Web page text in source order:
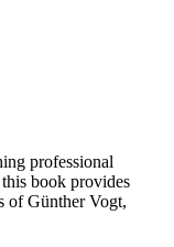
professional
book provides
of Günther Vogt,